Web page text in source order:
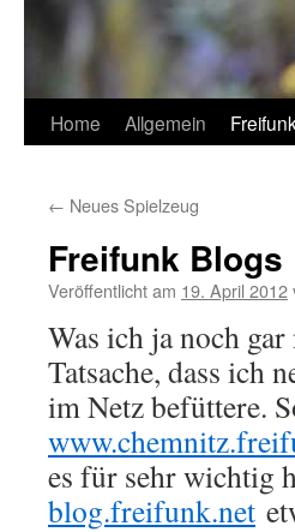
Home Allgemein Freifunk
← Neues Spielzeug
Freifunk Blogs
Veröffentlicht am 19. April 2012
Was ich ja noch
Tatsache, dass ich
im Netz befüttere.
es für sehr wichtig
blog.freifunk.net